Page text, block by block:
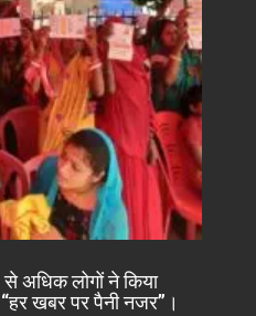
अधिक लोगों ने किया
खबर पर पैनी नजर”।